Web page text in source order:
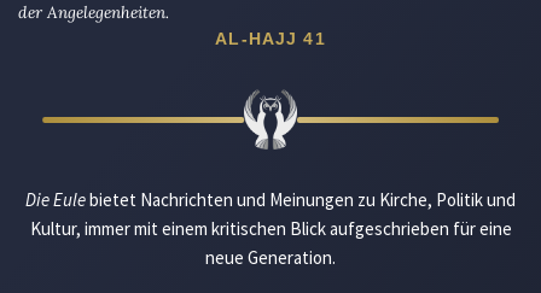
der Angelegenheiten.
AL-HAJJ 41
Die Eulebietet Nachrichten und Meinungen zu Kirche, Politik und
Kultur, immer mit einem kritischen Blick aufgeschrieben für eine
neue Generation.